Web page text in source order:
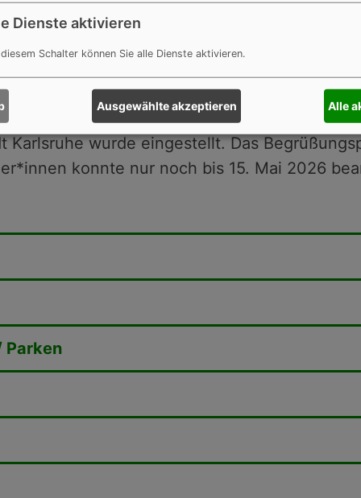
vorzunehmen, benötigen Sie ein
und ein NFC-fähiges Smartphone
Wohnsitzanmeldung finden Sie auf
Karlsruhe wurde eingestellt. Das
konnte nur noch bis 15. Mai 2026
Parken
Dienste aktivieren
Schalter können Sie alle Dienste aktivieren.
Ausgewählte akzeptieren Alle